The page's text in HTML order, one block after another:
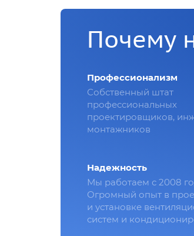
Почему
Профессионализм
Собственный штат
профессиональных
проектировщиков,
монтажников
Надежность
Мы работаем с 2008
Огромный опыт в
и установке
систем и